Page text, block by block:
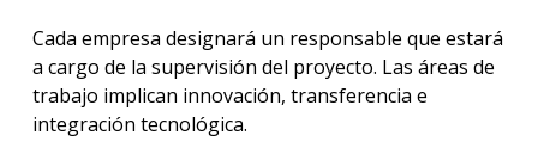
Cada empresa designará un responsable que estará
a cargo de la supervisión del proyecto. Las áreas de
trabajo implican innovación, transferencia e
integración tecnológica.